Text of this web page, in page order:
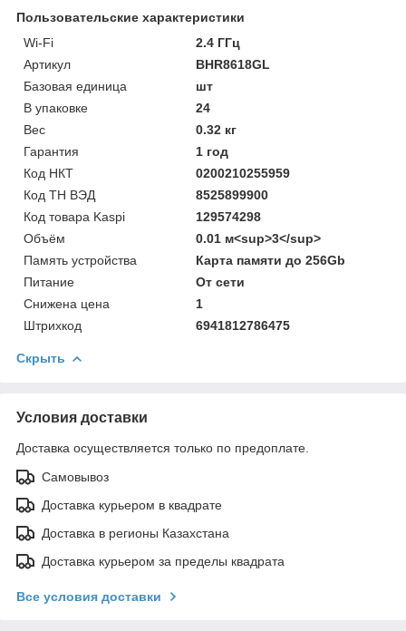
Пользовательские характеристики
Wi-Fi
2.4 ГГц
Артикул
BHR8618GL
Базовая единица
шт
В упаковке
24
Вес
0.32 кг
Гарантия
1 год
Код НКТ
0200210255959
Код ТН ВЭД
8525899900
Код товара Kaspi
129574298
Объём
0.01 м<sup>3</sup>
Память устройства
Карта памяти до 256Gb
Питание
От сети
Снижена цена
1
Штрихкод
6941812786475
Скрыть
Условия доставки
Доставка осуществляется только по предоплате.
Самовывоз
Доставка курьером в квадрате
Доставка в регионы Казахстана
Доставка курьером за пределы квадрата
Все условия доставки